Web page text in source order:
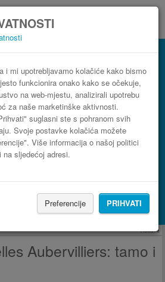
i mi upotrebljavamo kolačiće kako bismo
funkcionira onako kako se očekuje,
na web-mjestu, analizirali upotrebu
za naše marketinške aktivnosti.
suglasni ste s pohranom svih
Svoje postavke kolačića možete
Više informacija o našoj politici
sljedećoj adresi.
Preferencije PRIHVATI
Bruxelles
autobusne karte
s Booking.com
Reklama
Aubervilliers: tamo i